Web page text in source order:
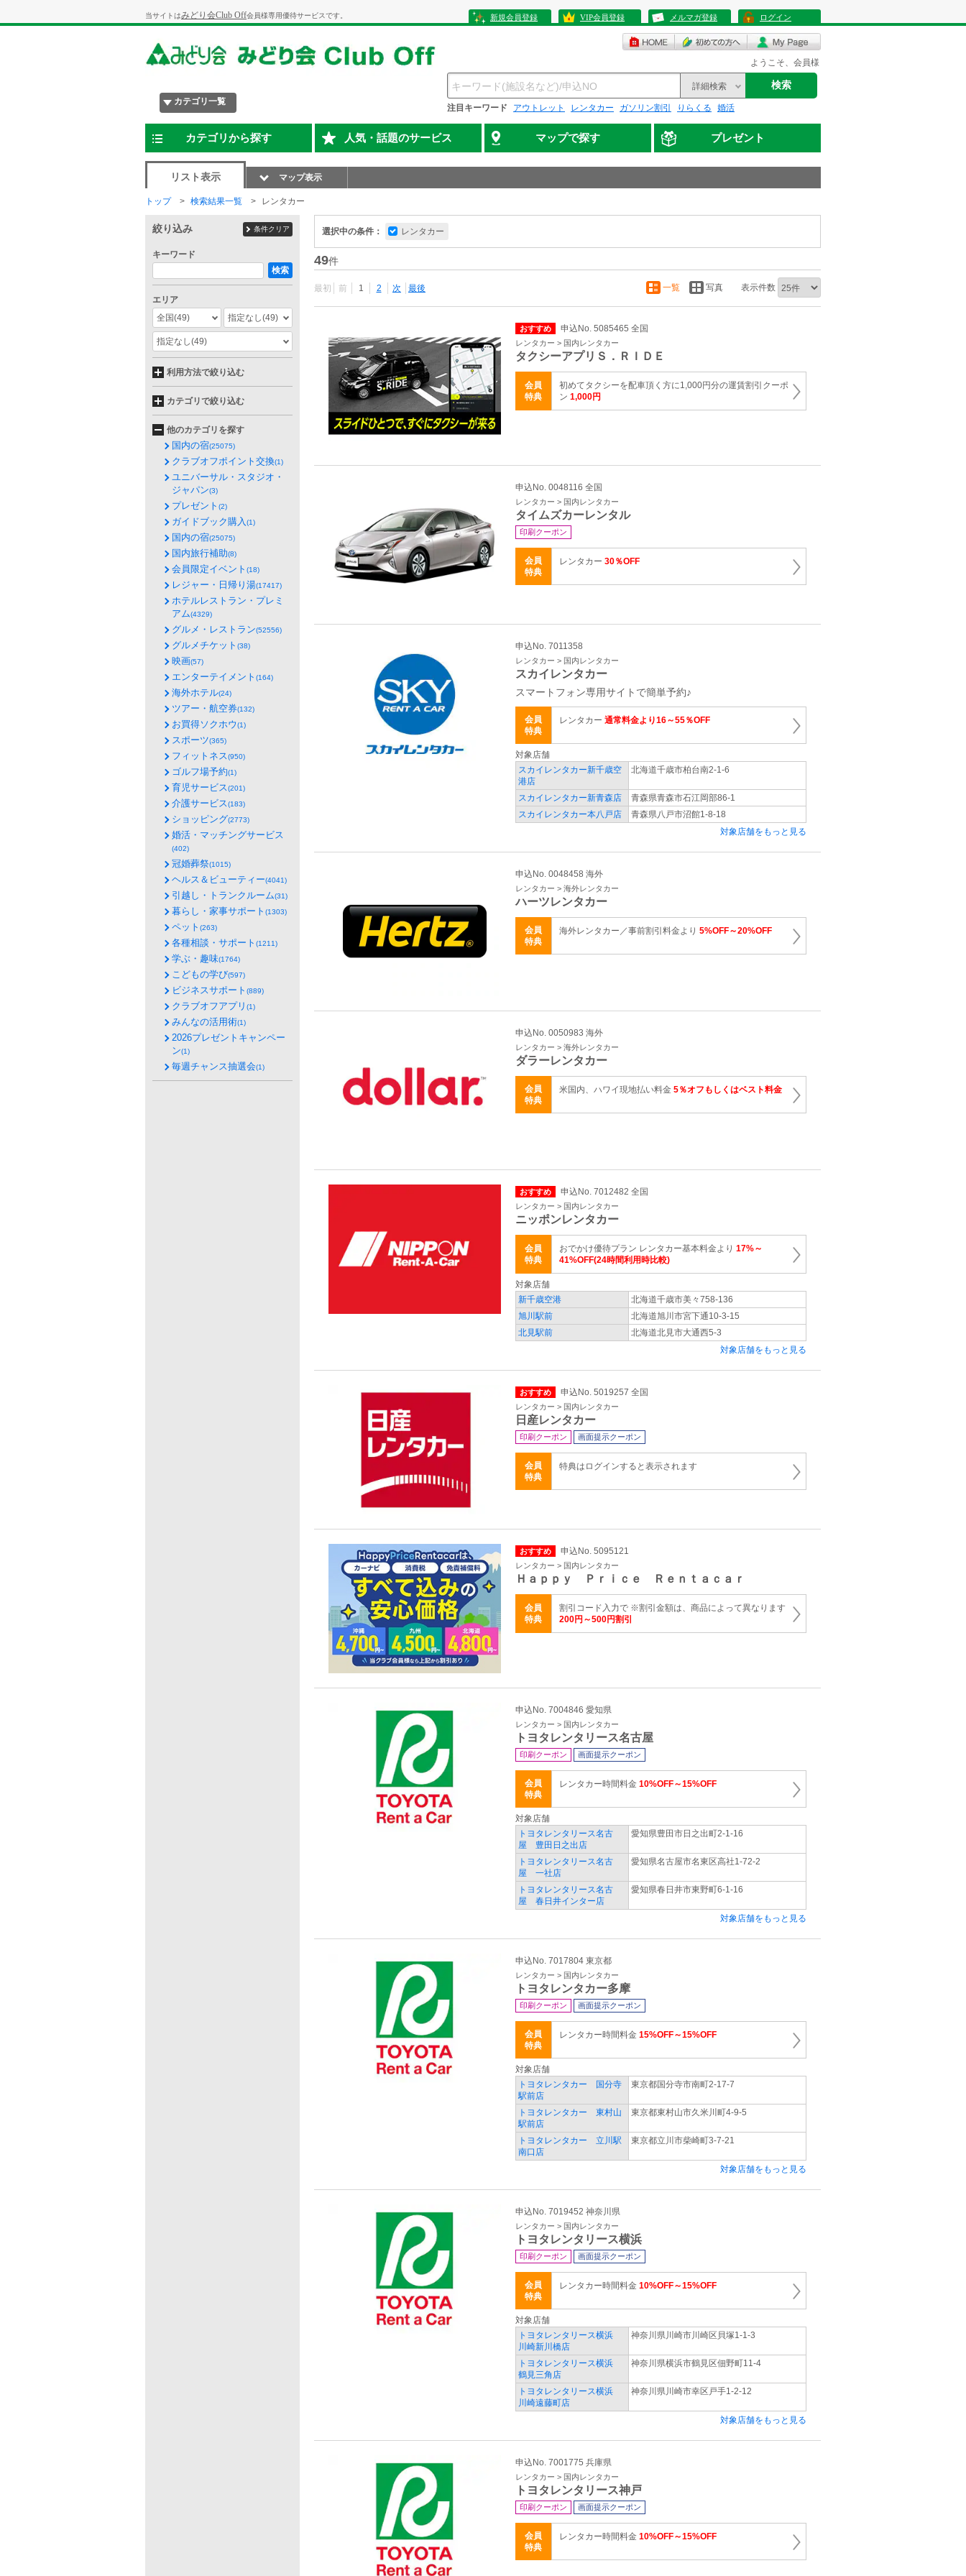
当サイトはみどり会Club Off会員様専用優待サービスです。 新規会員登録 VIP会員登録 メルマガ登録 ログイン
ようこそ、会員様
カテゴリ一覧
詳細検索 検索
注目キーワード アウトレット レンタカー ガソリン割引 りらくる 婚活
カテゴリから探す 人気・話題のサービス マップで探す プレゼント
リスト表示 マップ表示
トップ 検索結果一覧 レンタカー
選択中の条件： レンタカー
49件
最初 前 1 2 次 最後 一覧 写真 表示件数
おすすめ 申込No. 5085465 全国
レンタカー > 国内レンタカー
タクシーアプリＳ．ＲＩＤＥ
会員
特典
初めてタクシーを配車頂く方に1,000円分の運賃割引クーポ
ン 1,000円
申込No. 0048116 全国
レンタカー > 国内レンタカー
タイムズカーレンタル
印刷クーポン
会員
特典
レンタカー 30％OFF
申込No. 7011358
レンタカー > 国内レンタカー
スカイレンタカー
スマートフォン専用サイトで簡単予約♪
会員
特典
レンタカー 通常料金より16～55％OFF
対象店舗
スカイレンタカー新千歳空
港店
北海道千歳市柏台南2-1-6
スカイレンタカー新青森店
青森県青森市石江岡部86-1
スカイレンタカー本八戸店
青森県八戸市沼館1-8-18
対象店舗をもっと見る
申込No. 0048458 海外
レンタカー > 海外レンタカー
ハーツレンタカー
会員
特典
海外レンタカー／事前割引料金より 5%OFF～20%OFF
申込No. 0050983 海外
レンタカー > 海外レンタカー
ダラーレンタカー
会員
特典
米国内、ハワイ現地払い料金 5％オフもしくはベスト料金
おすすめ 申込No. 7012482 全国
レンタカー > 国内レンタカー
ニッポンレンタカー
会員
特典
おでかけ優待プラン レンタカー基本料金より 17%～
41%OFF(24時間利用時比較)
対象店舗
新千歳空港
北海道千歳市美々758-136
旭川駅前
北海道旭川市宮下通10-3-15
北見駅前
北海道北見市大通西5-3
対象店舗をもっと見る
おすすめ 申込No. 5019257 全国
レンタカー > 国内レンタカー
日産レンタカー
印刷クーポン 画面提示クーポン
会員
特典
特典はログインすると表示されます
おすすめ 申込No. 5095121
レンタカー > 国内レンタカー
Ｈａｐｐｙ Ｐｒｉｃｅ Ｒｅｎｔａｃａｒ
会員
特典
割引コード入力で ※割引金額は、商品によって異なります
200円～500円割引
申込No. 7004846 愛知県
レンタカー > 国内レンタカー
トヨタレンタリース名古屋
印刷クーポン 画面提示クーポン
会員
特典
レンタカー時間料金 10%OFF～15%OFF
対象店舗
トヨタレンタリース名古
屋 豊田日之出店
愛知県豊田市日之出町2‐1‐16
トヨタレンタリース名古
屋 一社店
愛知県名古屋市名東区高社1‐72‐2
トヨタレンタリース名古
屋 春日井インター店
愛知県春日井市東野町6‐1‐16
対象店舗をもっと見る
申込No. 7017804 東京都
レンタカー > 国内レンタカー
トヨタレンタカー多摩
印刷クーポン 画面提示クーポン
会員
特典
レンタカー時間料金 15%OFF～15%OFF
対象店舗
トヨタレンタカー 国分寺
駅前店
東京都国分寺市南町2-17-7
トヨタレンタカー 東村山
駅前店
東京都東村山市久米川町4-9-5
トヨタレンタカー 立川駅
南口店
東京都立川市柴崎町3-7-21
対象店舗をもっと見る
申込No. 7019452 神奈川県
レンタカー > 国内レンタカー
トヨタレンタリース横浜
印刷クーポン 画面提示クーポン
会員
特典
レンタカー時間料金 10%OFF～15%OFF
対象店舗
トヨタレンタリース横浜
川崎新川橋店
神奈川県川崎市川崎区貝塚1‐1‐3
トヨタレンタリース横浜
鶴見三角店
神奈川県横浜市鶴見区佃野町11‐4
トヨタレンタリース横浜
川崎遠藤町店
神奈川県川崎市幸区戸手1‐2‐12
対象店舗をもっと見る
申込No. 7001775 兵庫県
レンタカー > 国内レンタカー
トヨタレンタリース神戸
印刷クーポン 画面提示クーポン
会員
特典
レンタカー時間料金 10%OFF～15%OFF
絞り込み 条件クリア
キーワード
検索
エリア
全国(49) 指定なし(49)
指定なし(49)
利用方法で絞り込む
カテゴリで絞り込む
他のカテゴリを探す
国内の宿(25075)
クラブオフポイント交換(1)
ユニバーサル・スタジオ・
ジャパン(3)
プレゼント (2)
ガイドブック購入(1)
国内の宿(25075)
国内旅行補助(8)
会員限定イベント (18)
レジャー・日帰り湯(17417)
ホテルレストラン・プレミ
アム(4329)
グルメ・レストラン(52556)
グルメチケット (38)
映画(57)
エンターテイメント (164)
海外ホテル(24)
ツアー・航空券(132)
お買得ソクホウ(1)
スポーツ(365)
フィットネス(950)
ゴルフ場予約(1)
育児サービス(201)
介護サービス(183)
ショッピング(2773)
婚活・マッチングサービス
(402)
冠婚葬祭(1015)
ヘルス＆ビューティー(4041)
引越し・トランクルーム(31)
暮らし・家事サポート (1303)
ペット (263)
各種相談・サポート (1211)
学ぶ・趣味(1764)
こどもの学び(597)
ビジネスサポート (889)
クラブオフアプリ (1)
みんなの活用術(1)
2026プレゼントキャンペー
ン(1)
毎週チャンス抽選会(1)